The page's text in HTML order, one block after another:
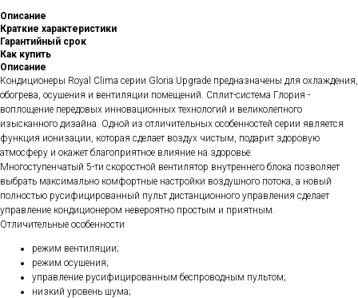
Описание
Краткие характеристики
Гарантийный срок
Как купить
Описание
Кондиционеры Royal Clima серии Gloria Upgrade предназначены для охлаждения,
обогрева, осушения и вентиляции помещений. Сплит-система Глория -
воплощение передовых инновационных технологий и великолепного
изысканного дизайна. Одной из отличительных особенностей серии является
функция ионизации, которая сделает воздух чистым, подарит здоровую
атмосферу и окажет благоприятное влияние на здоровье.
Многоступенчатый 5-ти скоростной вентилятор внутреннего блока позволяет
выбрать максимально комфортные настройки воздушного потока, а новый
полностью русифицированный пульт дистанционного управления сделает
управление кондиционером невероятно простым и приятным.
Отличительные особенности
режим вентиляции;
режим осушения;
управление русифицированным беспроводным пультом;
низкий уровень шума;